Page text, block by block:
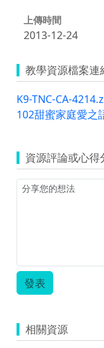
上傳時間
2013-12-24
教學資源檔案連
K9-TNC-CA-
102甜蜜家庭愛之
資源評論或心得
發表
相關資源